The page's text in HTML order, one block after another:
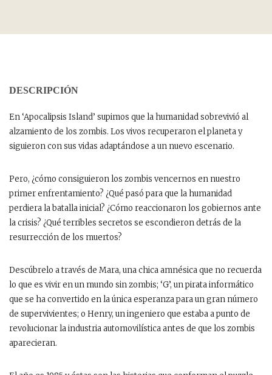
DESCRIPCIÓN
En ‘Apocalipsis Island’ supimos que la humanidad sobrevivió al
alzamiento de los zombis. Los vivos recuperaron el planeta y
siguieron con sus vidas adaptándose a un nuevo escenario.
Pero, ¿cómo consiguieron los zombis vencernos en nuestro
primer enfrentamiento? ¿Qué pasó para que la humanidad
perdiera la batalla inicial? ¿Cómo reaccionaron los gobiernos ante
la crisis? ¿Qué terribles secretos se escondieron detrás de la
resurrección de los muertos?
Descúbrelo a través de Mara, una chica amnésica que no recuerda
lo que es vivir en un mundo sin zombis; ‘G’, un pirata informático
que se ha convertido en la única esperanza para un gran número
de supervivientes; o Henry, un ingeniero que estaba a punto de
revolucionar la industria automovilística antes de que los zombis
aparecieran.